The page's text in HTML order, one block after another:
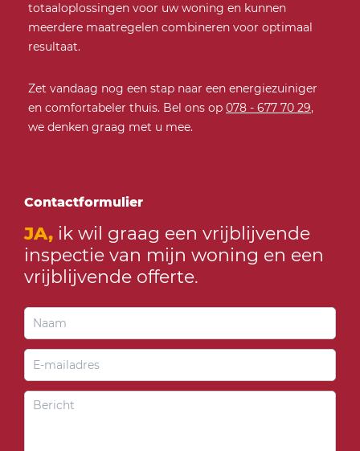
totaaloplossingen voor uw woning en kunnen
meerdere maatregelen combineren voor optimaal
resultaat.
Zet vandaag nog een stap naar een energiezuiniger
en comfortabeler thuis. Bel ons op 078 - 677 70 29,
we denken graag met u mee.
Contactformulier
JA, ik wil graag een vrijblijvende
inspectie van mijn woning en een
vrijblijvende offerte.